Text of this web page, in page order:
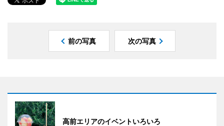
前の写真 次の写真
高前エリアのイベントいろいろ